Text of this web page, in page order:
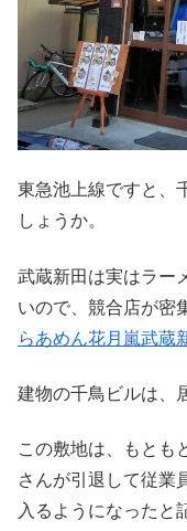
東急池上線ですと、
しょうか。
武蔵新田は実はラー
いので、競合店が密
らあめん花月嵐武蔵
建物の千鳥ビルは、
この敷地は、もとも
さんが引退して従業
入るようになったと